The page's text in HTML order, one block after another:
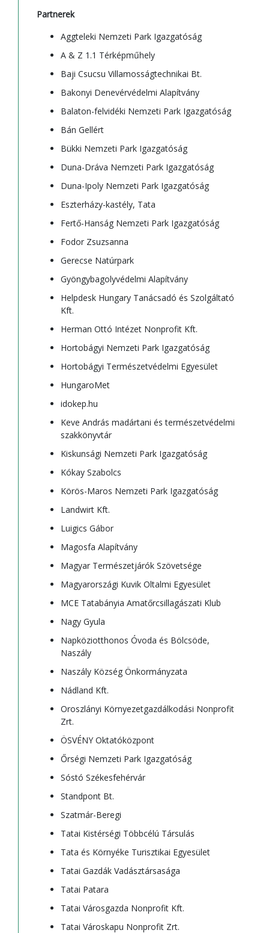
Partnerek
Aggteleki Nemzeti Park Igazgatóság
A & Z 1.1 Térképműhely
Baji Csucsu Villamosságtechnikai Bt.
Bakonyi Denevérvédelmi Alapítvány
Balaton-felvidéki Nemzeti Park Igazgatóság
Bán Gellért
Bükki Nemzeti Park Igazgatóság
Duna-Dráva Nemzeti Park Igazgatóság
Duna-Ipoly Nemzeti Park Igazgatóság
Eszterházy-kastély, Tata
Fertő-Hanság Nemzeti Park Igazgatóság
Fodor Zsuzsanna
Gerecse Natúrpark
Gyöngybagolyvédelmi Alapítvány
Helpdesk Hungary Tanácsadó és Szolgáltató
Kft.
Herman Ottó Intézet Nonprofit Kft.
Hortobágyi Nemzeti Park Igazgatóság
Hortobágyi Természetvédelmi Egyesület
HungaroMet
idokep.hu
Keve András madártani és természetvédelmi
szakkönyvtár
Kiskunsági Nemzeti Park Igazgatóság
Kókay Szabolcs
Körös-Maros Nemzeti Park Igazgatóság
Landwirt Kft.
Luigics Gábor
Magosfa Alapítvány
Magyar Természetjárók Szövetsége
Magyarországi Kuvik Oltalmi Egyesület
MCE Tatabányia Amatőrcsillagászati Klub
Nagy Gyula
Napköziotthonos Óvoda és Bölcsöde,
Naszály
Naszály Község Önkormányzata
Nádland Kft.
Oroszlányi Környezetgazdálkodási Nonprofit
Zrt.
ÖSVÉNY Oktatóközpont
Őrségi Nemzeti Park Igazgatóság
Sóstó Székesfehérvár
Standpont Bt.
Szatmár-Beregi
Tatai Kistérségi Többcélú Társulás
Tata és Környéke Turisztikai Egyesület
Tatai Gazdák Vadásztársasága
Tatai Patara
Tatai Városgazda Nonprofit Kft.
Tatai Városkapu Nonprofit Zrt.